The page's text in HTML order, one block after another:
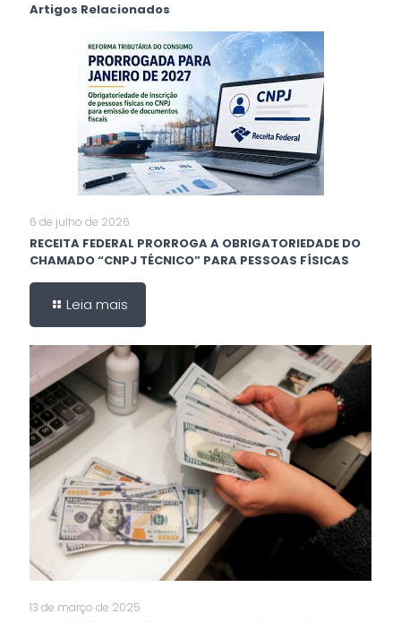
Artigos Relacionados
6 de julho de 2026
RECEITA FEDERAL PRORROGA A OBRIGATORIEDADE DO
CHAMADO “CNPJ TÉCNICO” PARA PESSOAS FÍSICAS
Leia mais
13 de março de 2025